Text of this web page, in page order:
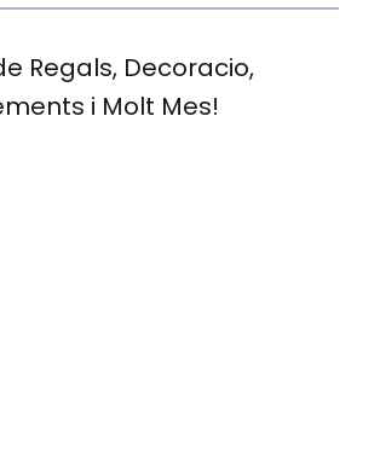
Regals, Decoracio,
i Molt Mes!